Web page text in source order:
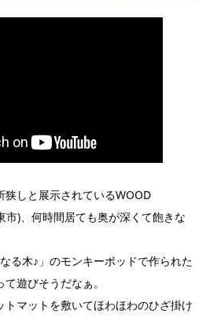
しと展示されているWOOD
市)、何時間居ても奥が深くて飽きな
る木♪」のモンキーポッドで作られた
遊びそうだなぁ。
マットを敷いてほわほわのひざ掛け